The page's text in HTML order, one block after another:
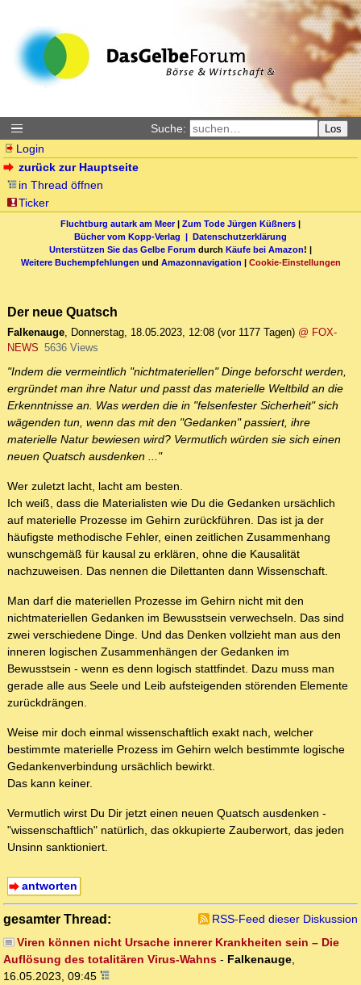
Suche: Los
Login
zurück zur Hauptseite
in Thread öffnen
Ticker
Fluchtburg autark am Meer| Zum Tode Jürgen Küßners |
Bücher vom Kopp-Verlag | Datenschutzerklärung
Unterstützen Sie das Gelbe Forum durch Käufe bei Amazon! |
Weitere Buchempfehlungen und Amazonnavigation | Cookie-Einstellungen
Der neue Quatsch
Falkenauge, Donnerstag, 18.05.2023, 12:08 (vor 1177 Tagen) @ FOX-
NEWS 5636 Views
"Indem die vermeintlich "nichtmateriellen" Dinge beforscht werden,
ergründet man ihre Natur und passt das materielle Weltbild an die
Erkenntnisse an. Was werden die in "felsenfester Sicherheit" sich
wägenden tun, wenn das mit den "Gedanken" passiert, ihre
materielle Natur bewiesen wird? Vermutlich würden sie sich einen
neuen Quatsch ausdenken ..."
Wer zuletzt lacht, lacht am besten.
Ich weiß, dass die Materialisten wie Du die Gedanken ursächlich
auf materielle Prozesse im Gehirn zurückführen. Das ist ja der
häufigste methodische Fehler, einen zeitlichen Zusammenhang
wunschgemäß für kausal zu erklären, ohne die Kausalität
nachzuweisen. Das nennen die Dilettanten dann Wissenschaft.
Man darf die materiellen Prozesse im Gehirn nicht mit den
nichtmateriellen Gedanken im Bewusstsein verwechseln. Das sind
zwei verschiedene Dinge. Und das Denken vollzieht man aus den
inneren logischen Zusammenhängen der Gedanken im
Bewusstsein - wenn es denn logisch stattfindet. Dazu muss man
gerade alle aus Seele und Leib aufsteigenden störenden Elemente
zurückdrängen.
Weise mir doch einmal wissenschaftlich exakt nach, welcher
bestimmte materielle Prozess im Gehirn welch bestimmte logische
Gedankenverbindung ursächlich bewirkt.
Das kann keiner.
Vermutlich wirst Du Dir jetzt einen neuen Quatsch ausdenken -
"wissenschaftlich" natürlich, das okkupierte Zauberwort, das jeden
Unsinn sanktioniert.
antworten
gesamter Thread:
RSS-Feed dieser Diskussion
Viren können nicht Ursache innerer Krankheiten sein – Die
Auflösung des totalitären Virus-Wahns - Falkenauge,
16.05.2023, 09:45